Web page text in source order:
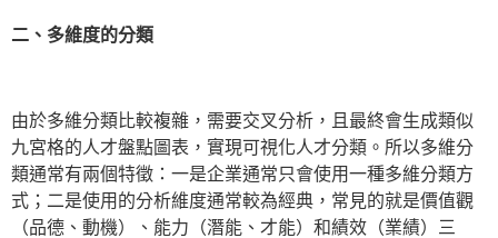
二、多維度的分類
由於多維分類比較複雜，需要交叉分析，且最終會生成類似
九宮格的人才盤點圖表，實現可視化人才分類。所以多維分
類通常有兩個特徵：一是企業通常只會使用一種多維分類方
式；二是使用的分析維度通常較為經典，常見的就是價值觀
（品德、動機）、能力（潛能、才能）和績效（業績）三